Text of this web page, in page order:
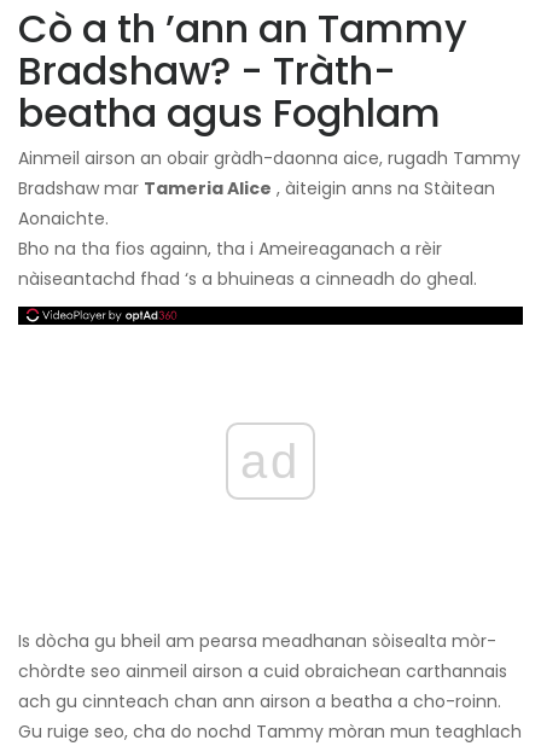
Cò a th ’ann an Tammy
Bradshaw? - Tràth-
beatha agus Foghlam
Ainmeil airson an obair gràdh-daonna aice, rugadh Tammy
Bradshaw mar Tameria Alice , àiteigin anns na Stàitean
Aonaichte.
Bho na tha fios againn, tha i Ameireaganach a rèir
nàiseantachd fhad ‘s a bhuineas a cinneadh do gheal.
ad
Is dòcha gu bheil am pearsa meadhanan sòisealta mòr-
chòrdte seo ainmeil airson a cuid obraichean carthannais
ach gu cinnteach chan ann airson a beatha a cho-roinn.
Gu ruige seo, cha do nochd Tammy mòran mun teaghlach